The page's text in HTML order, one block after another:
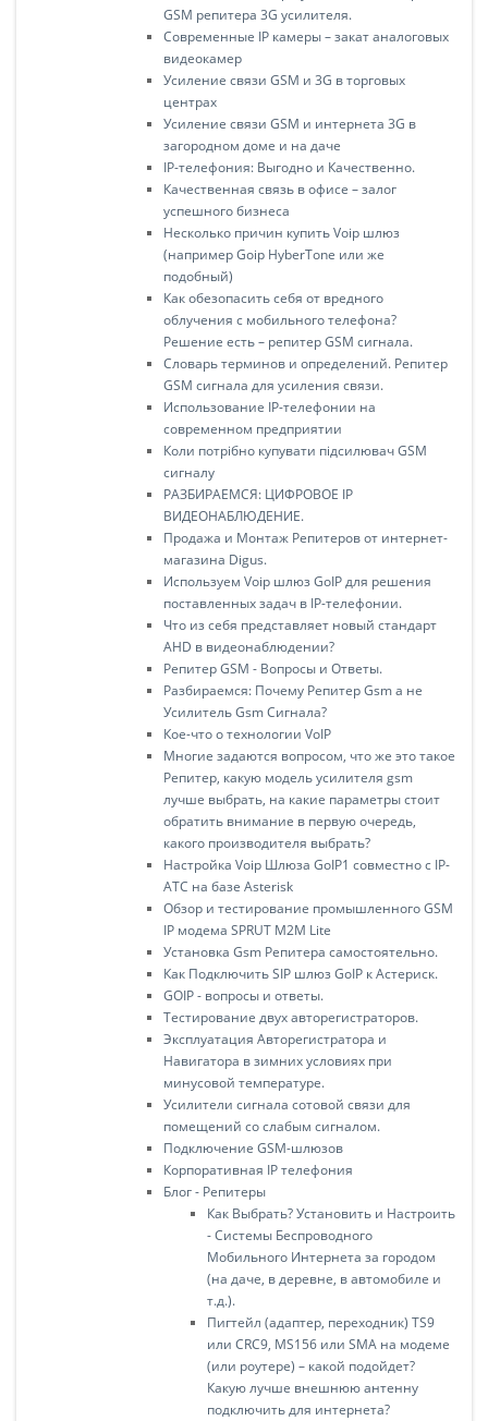
GSM репитера 3G усилителя.
Современные IP камеры – закат аналоговых
видеокамер
Усиление связи GSM и 3G в торговых
центрах
Усиление связи GSM и интернета 3G в
загородном доме и на даче
IP-телефония: Выгодно и Качественно.
Качественная связь в офисе – залог
успешного бизнеса
Несколько причин купить Voip шлюз
(например Goip HyberTone или же
подобный)
Как обезопасить себя от вредного
облучения с мобильного телефона?
Решение есть – репитер GSM сигнала.
Словарь терминов и определений. Репитер
GSM cигнала для усиления связи.
Использование IP-телефонии на
современном предприятии
Коли потрібно купувати підсилювач GSM
сигналу
РАЗБИРАЕМСЯ: ЦИФРОВОЕ IP
ВИДЕОНАБЛЮДЕНИЕ.
Продажа и Монтаж Репитеров от интернет-
магазина Digus.
Используем Voip шлюз GoIP для решения
поставленных задач в IP-телефонии.
Что из себя представляет новый стандарт
AHD в видеонаблюдении?
Репитер GSM - Вопросы и Ответы.
Разбираемся: Почему Репитер Gsm а не
Усилитель Gsm Сигнала?
Кое-что о технологии VoIP
Многие задаются вопросом, что же это такое
Репитер, какую модель усилителя gsm
лучше выбрать, на какие параметры стоит
обратить внимание в первую очередь,
какого производителя выбрать?
Настройка Voip Шлюза GoIP1 совместно с IP-
АТС на базе Asterisk
Обзор и тестирование промышленного GSM
IP модема SPRUT M2M Lite
Установка Gsm Репитера самостоятельно.
Как Подключить SIP шлюз GoIP к Астериск.
GOIP - вопросы и ответы.
Тестирование двух авторегистраторов.
Эксплуатация Авторегистратора и
Навигатора в зимних условиях при
минусовой температуре.
Усилители сигнала сотовой cвязи для
помещений со слабым сигналом.
Подключение GSM-шлюзов
Корпоративная IP телефония
Блог - Репитеры
Как Выбрать? Установить и Настроить
- Системы Беспроводного
Мобильного Интернета за городом
(на даче, в деревне, в автомобиле и
т.д.).
Пигтейл (адаптер, переходник) TS9
или CRC9, MS156 или SMA на модеме
(или роутере) – какой подойдет?
Какую лучше внешнюю антенну
подключить для интернета?